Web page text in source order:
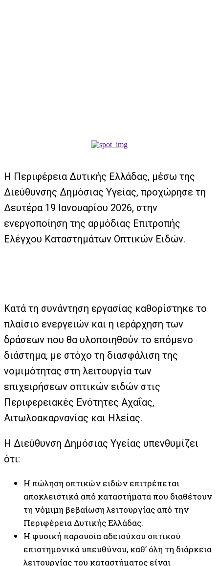
Η Περιφέρεια Δυτικής Ελλάδας, μέσω της
Διεύθυνσης Δημόσιας Υγείας, προχώρησε τη
Δευτέρα 19 Ιανουαρίου 2026, στην
ενεργοποίηση της αρμόδιας Επιτροπής
Ελέγχου Καταστημάτων Οπτικών Ειδών.
Κατά τη συνάντηση εργασίας καθορίστηκε το
πλαίσιο ενεργειών και η ιεράρχηση των
δράσεων που θα υλοποιηθούν το επόμενο
διάστημα, με στόχο τη διασφάλιση της
νομιμότητας στη λειτουργία των
επιχειρήσεων οπτικών ειδών στις
Περιφερειακές Ενότητες Αχαΐας,
Αιτωλοακαρνανίας και Ηλείας.
Η Διεύθυνση Δημόσιας Υγείας υπενθυμίζει
ότι:
Η πώληση οπτικών ειδών επιτρέπεται
αποκλειστικά από καταστήματα που διαθέτουν
τη νόμιμη βεβαίωση λειτουργίας από την
Περιφέρεια Δυτικής Ελλάδας.
Η φυσική παρουσία αδειούχου οπτικού
επιστημονικά υπευθύνου, καθ’ όλη τη διάρκεια
λειτουργίας του καταστήματος είναι